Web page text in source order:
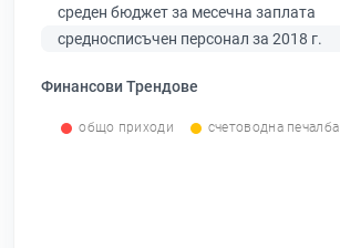
среден бюджет за месечна заплата
средносписъчен персонал за 2018 г.
Финансови Трендове
общо приходи счетоводна печалба